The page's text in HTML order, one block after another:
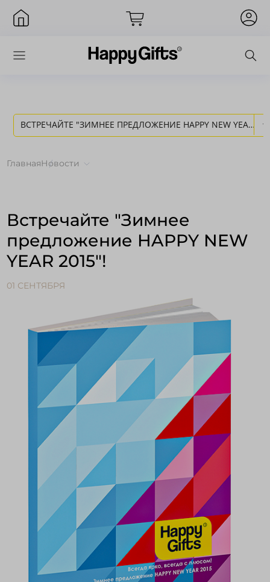
ВСТРЕЧАЙТЕ "ЗИМНЕЕ ПРЕДЛОЖЕНИЕ HAPPY NEW YEAR
ГлавнаяНовости
Встречайте "Зимнее
предложение HAPPY NEW
YEAR 2015"!
01 СЕНТЯБРЯ
Вход
Запомнить меня
Войти в кабинет
Зарегистрироваться